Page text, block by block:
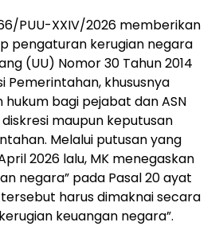
PUU-XXIV/2026 memberikan
pengaturan kerugian negara
(UU) Nomor 30 Tahun 2014
Pemerintahan, khususnya
bagi pejabat dan ASN
maupun keputusan
Melalui putusan yang
2026 lalu, MK menegaskan
negara” pada Pasal 20 ayat
harus dimaknai secara
keuangan negara”.